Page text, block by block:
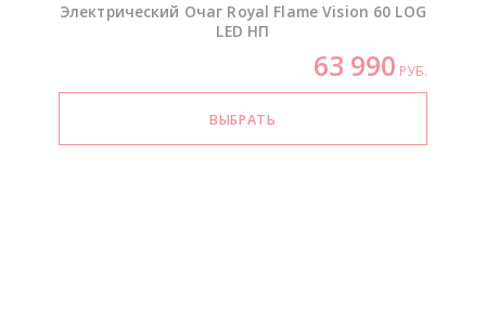
Электрический Очаг Royal Flame Vision 60 LOG
LED НП
63 990 РУБ.